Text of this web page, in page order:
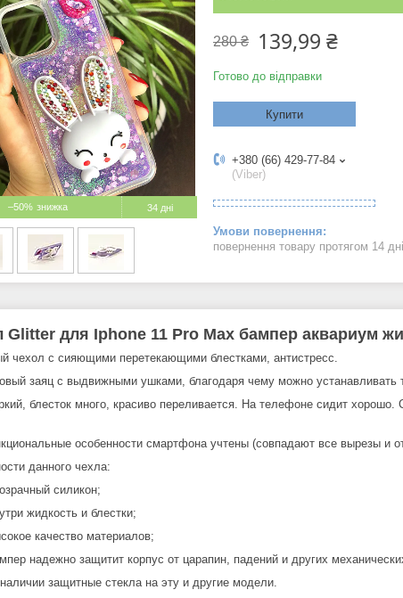
–50% 34 дні
280 ₴ 139,99 ₴
Готово до відправки
Купити
+380 (66) 429-77-84
(Viber)
повернення товару протягом 14
Glitter для Iphone 11 Pro Max бампер аквариум
чехол с сияющими перетекающими блестками, антистресс.
заяц с выдвижными ушками, благодаря чему можно
блесток много, красиво переливается. На телефоне сидит хорошо.
особенности смартфона учтены (совпадают все вырезы и
данного чехла:
силикон;
жидкость и блестки;
качество материалов;
надежно защитит корпус от царапин, падений и других
защитные стекла на эту и другие модели.